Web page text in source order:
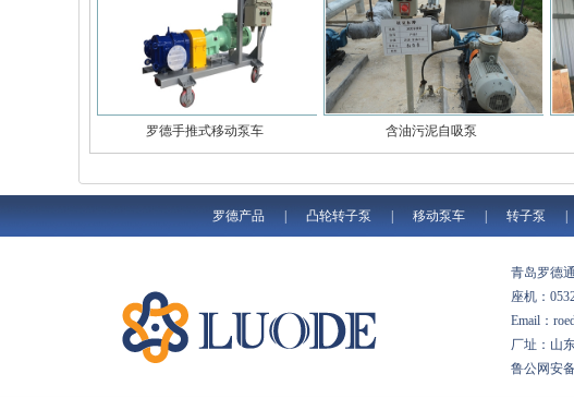
罗德手推式移动泵车 含油污泥自吸泵
罗德产品 凸轮转子泵 移动泵车 转子泵
青岛罗德
座机：
Email：
厂址：山
鲁公网安